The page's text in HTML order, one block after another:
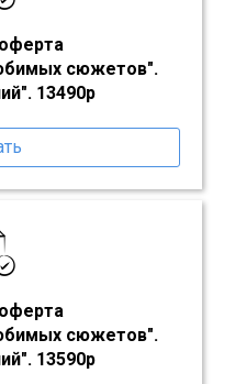
сюжетов".
". 13490р
сюжетов".
". 13590р